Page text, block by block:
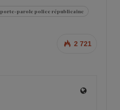
porte-parole police républicaine
2 721